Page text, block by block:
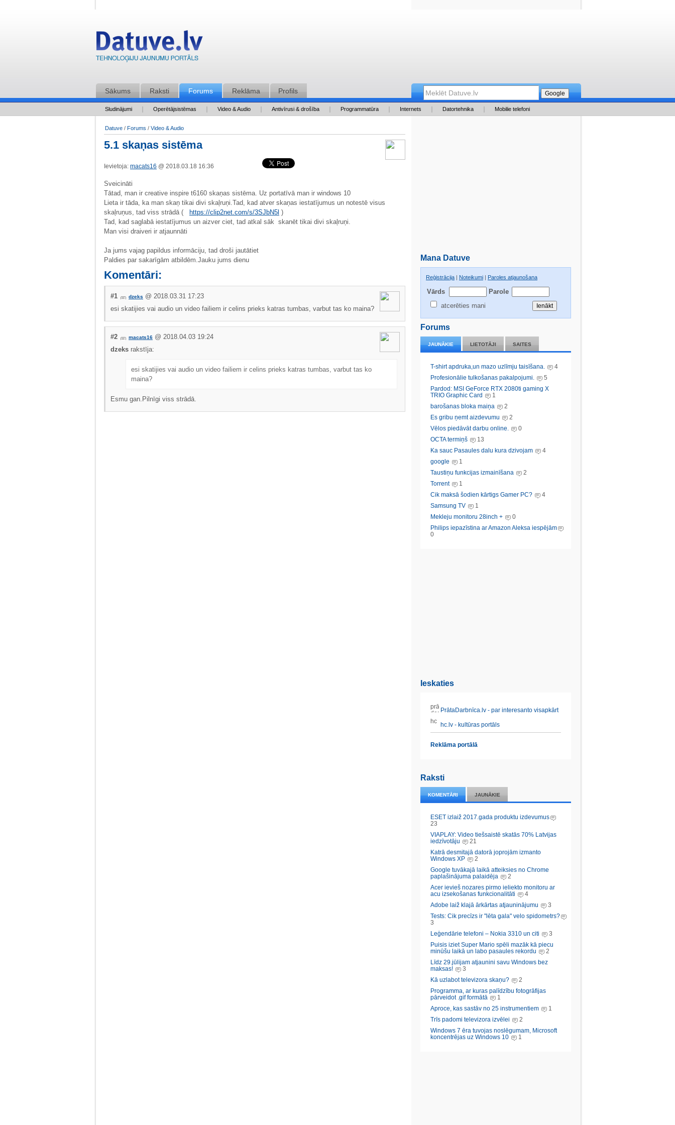
Sākums Raksti Forums Reklāma Profils
Sludinājumi Operētājsistēmas Video & Audio Antivīrusi & drošība Programmatūra Internets Datortehnika Mobilie telefoni
Mana Datuve
Reģistrācija | Noteikumi | Paroles atjaunošana
Vārds
Parole
atcerēties mani
Forums
JAUNĀKIE LIETOTĀJI SAITES
T-shirt apdruka,un mazo uzlīmju taisīšana.
4
Profesionālie tulkošanas pakalpojumi.
5
Pardod: MSI GeForce RTX 2080ti gaming X
TRIO Graphic Card
1
barošanas bloka maiņa
2
Es gribu ņemt aizdevumu
2
Vēlos piedāvāt darbu online.
0
OCTA termiņš
13
Ka sauc Pasaules dalu kura dzivojam
4
google
1
Taustiņu funkcijas izmainīšana
2
Torrent
1
Cik maksā šodien kārtigs Gamer PC?
4
Samsung TV
1
Mekleju monitoru 28inch +
0
Philips iepazīstina ar Amazon Aleksa iespējām
0
Ieskaties
PrātaDarbnīca.lv - par interesanto visapkārt
hc.lv - kultūras portāls
Reklāma portālā
Raksti
KOMENTĀRI JAUNĀKIE
ESET izlaiž 2017.gada produktu izdevumus
23
VIAPLAY: Video tiešsaistē skatās 70% Latvijas
iedzīvotāju
21
Katrā desmitajā datorā joprojām izmanto
Windows XP
2
Google tuvākajā laikā atteiksies no Chrome
paplašinājuma palaidēja
2
Acer ievieš nozares pirmo ieliekto monitoru ar
acu izsekošanas funkcionalitāti
4
Adobe laiž klajā ārkārtas atjauninājumu
3
Tests: Cik precīzs ir "lēta gala" velo spidometrs?
3
Leģendārie telefoni – Nokia 3310 un citi
3
Puisis iziet Super Mario spēli mazāk kā piecu
minūšu laikā un labo pasaules rekordu
2
Līdz 29.jūlijam atjaunini savu Windows bez
maksas!
3
Kā uzlabot televizora skaņu?
2
Programma, ar kuras palīdzību fotogrāfijas
pārveidot .gif formātā
1
Aproce, kas sastāv no 25 instrumentiem
1
Trīs padomi televizora izvēlei
2
Windows 7 ēra tuvojas noslēgumam, Microsoft
koncentrējas uz Windows 10
1
Datuve / Forums / Video & Audio
5.1 skaņas sistēma
Ievietoja: macats16 @ 2018.03.18 16:36
Sveicināti
Tātad, man ir creative inspire t6160 skaņas sistēma. Uz portatīvā man ir windows 10
Lieta ir tāda, ka man skaņ tikai divi skaļruņi.Tad, kad atver skaņas iestatījumus un notestē visus
skaļruņus, tad viss strādā (
https://clip2net.com/s/3SJbN5l )
Tad, kad saglabā iestatījumus un aizver ciet, tad atkal sāk skanēt tikai divi skaļruņi.
Man visi draiveri ir atjaunnāti
Ja jums vajag papildus informāciju, tad droši jautātiet
Paldies par sakarīgām atbildēm.Jauku jums dienu
Komentāri:
#1 dzeks @ 2018.03.31 17:23
esi skatijies vai audio un video failiem ir celins prieks katras tumbas, varbut tas ko maina?
#2 macats16 @ 2018.04.03 19:24
dzeks rakstīja:
esi skatijies vai audio un video failiem ir celins prieks katras tumbas, varbut tas ko
maina?
Esmu gan.Pilnīgi viss strādā.